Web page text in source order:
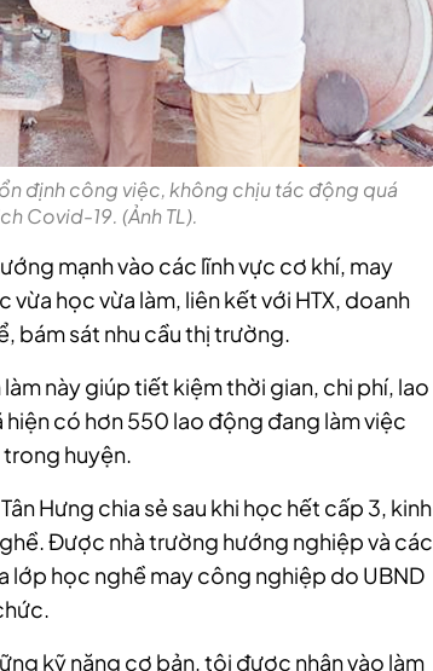
định công việc, không chịu tác động quá
Covid-19. (Ảnh TL).
mạnh vào các lĩnh vực cơ khí, may
học vừa làm, liên kết với HTX, doanh
bám sát nhu cầu thị trường.
này giúp tiết kiệm thời gian, chi phí, lao
có hơn 550 lao động đang làm việc
huyện.
Hưng chia sẻ sau khi học hết cấp 3, kinh
Được nhà trường hướng nghiệp và các
lớp học nghề may công nghiệp do UBND
kỹ năng cơ bản, tôi được nhận vào làm